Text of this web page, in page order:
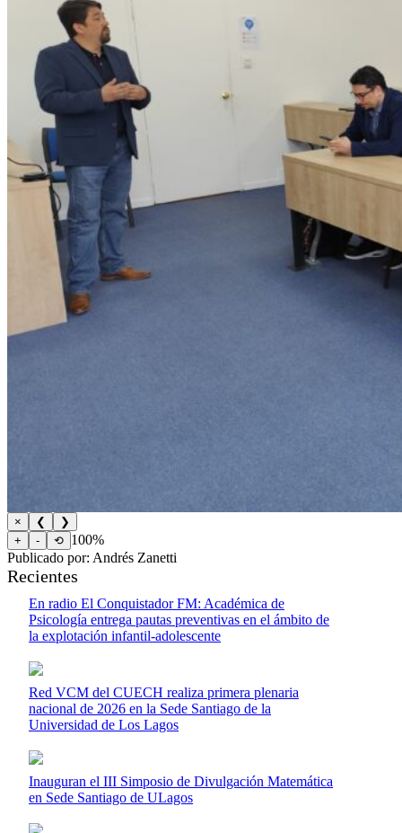
× ❮
❯
+
- ⟲ 100%
Publicado por: Andrés Zanetti
Recientes
En radio El Conquistador FM: Académica de
Psicología entrega pautas preventivas en el ámbito de
la explotación infantil-adolescente
Red VCM del CUECH realiza primera plenaria
nacional de 2026 en la Sede Santiago de la
Universidad de Los Lagos
Inauguran el III Simposio de Divulgación Matemática
en Sede Santiago de ULagos